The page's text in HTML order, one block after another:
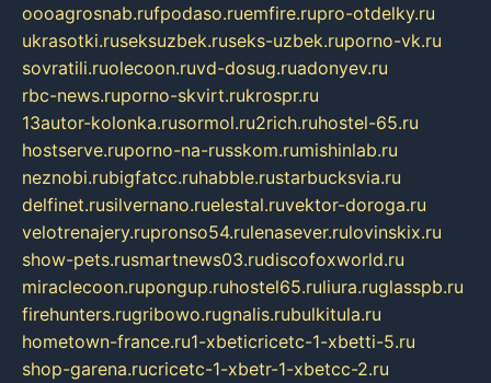
oooagrosnab.rufpodaso.ruemfire.rupro-otdelky.ru
ukrasotki.ruseksuzbek.ruseks-uzbek.ruporno-vk.ru
sovratili.ruolecoon.ruvd-dosug.ruadonyev.ru
rbc-news.ruporno-skvirt.rukrospr.ru
13autor-kolonka.rusormol.ru2rich.ruhostel-65.ru
hostserve.ruporno-na-russkom.rumishinlab.ru
neznobi.rubigfatcc.ruhabble.rustarbucksvia.ru
delfinet.rusilvernano.ruelestal.ruvektor-doroga.ru
velotrenajery.rupronso54.rulenasever.rulovinskix.ru
show-pets.rusmartnews03.rudiscofoxworld.ru
miraclecoon.rupongup.ruhostel65.ruliura.ruglasspb.ru
firehunters.rugribowo.rugnalis.rubulkitula.ru
hometown-france.ru1-xbeticricetc-1-xbetti-5.ru
shop-garena.rucricetc-1-xbetr-1-xbetcc-2.ru